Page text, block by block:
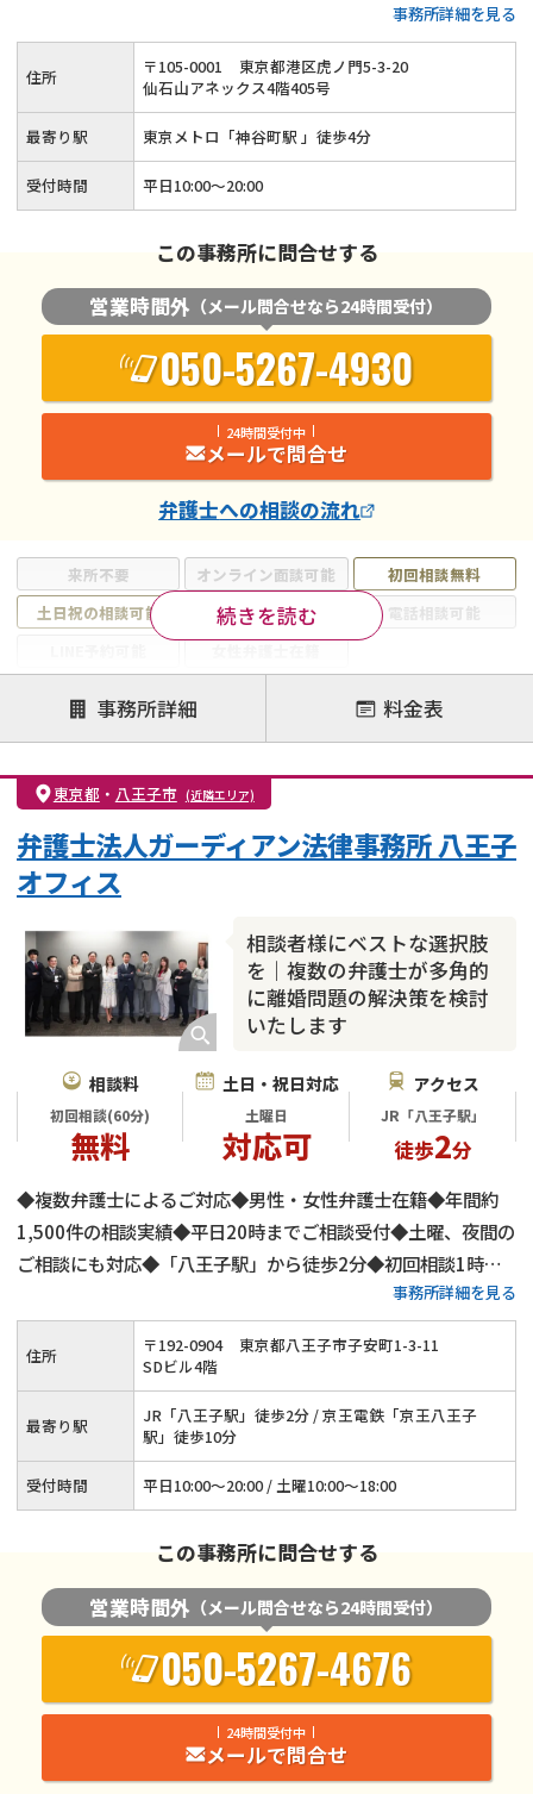
事務所詳細を見る
来所不要 オンライン面談可能
初回相談無料
土日祝の相談可能
19時以降電話可能
電話相談可能
注力案件
離婚前相談
離婚調停
離婚裁判
親権・面会交流権
DV
モラハラ
不貞・不倫慰謝料請求
国際離婚
財産分与
内縁の夫婦 熟年離婚
続きを読む
住所 〒105-0001
東京都港区虎ノ門5-3-20
仙石山アネックス4階405号
最寄り駅 東京メトロ「神谷町駅 」徒歩4分
受付時間 平日10:00～20:00
この事務所に問合せする
営業時間外 （メール問合せなら24時間受付）
050-5267-4930
24時間受付中
メールで問合せ
弁護士への相談の流れ
事務所詳細 料金表
東京都 ・ 八王子市 (近隣エリア)
相談者様にベストな選択肢
を｜複数の弁護士が多角的
に離婚問題の解決策を検討
いたします
弁護士法人ガーディアン法律事務所 八王子
オフィス
相談料
初回相談(60分)
無料
土日・祝日対応
土曜日
対応可
アクセス
JR「八王子駅」
徒歩2分
◆複数弁護士によるご対応◆男性・女性弁護士在籍◆年間約
1,500件の相談実績◆平日20時までご相談受付◆土曜、夜間の
ご相談にも対応◆「八王子駅」から徒歩2分◆初回相談1時間
無料◆弁護士費用の分割払いにもご対応◆養育費・財産分与・
慰謝料請求をサポート◆代理交渉も承ります
事務所詳細を見る
住所 〒192-0904
東京都八王子市子安町1-3-11
SDビル4階
最寄り駅
JR「八王子駅」徒歩2分 / 京王電鉄「京王八王子
駅」徒歩10分
受付時間 平日10:00～20:00 / 土曜10:00～18:00
この事務所に問合せする
営業時間外 （メール問合せなら24時間受付）
050-5267-4676
24時間受付中
メールで問合せ